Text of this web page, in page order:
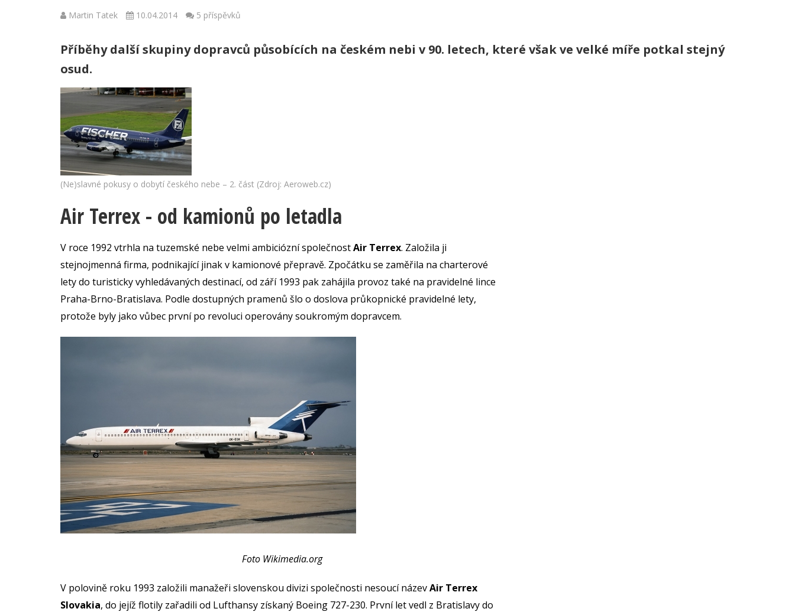
Martin Tatek 10.04.2014 5 příspěvků
Příběhy další skupiny dopravců působících na českém nebi v 90. letech, které však ve velké míře potkal stejný
osud.
(Ne)slavné pokusy o dobytí českého nebe – 2. část (Zdroj: Aeroweb.cz)
Air Terrex - od kamionů po letadla
V roce 1992 vtrhla na tuzemské nebe velmi ambiciózní společnostAir Terrex. Založila ji
stejnojmenná firma, podnikající jinak v kamionové přepravě. Zpočátku se zaměřila na charterové
lety do turisticky vyhledávaných destinací, od září 1993 pak zahájila provoz také na pravidelné lince
Praha-Brno-Bratislava. Podle dostupných pramenů šlo o doslova průkopnické pravidelné lety,
protože byly jako vůbec první po revoluci operovány soukromým dopravcem.
Foto Wikimedia.org
V polovině roku 1993 založili manažeři slovenskou divizi společnosti nesoucí názevAir Terrex
Slovakia, do jejíž flotily zařadili od Lufthansy získaný Boeing 727-230. První let vedl z Bratislavy do